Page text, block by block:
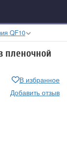
QF10
пленочной
В избранное
Добавить отзыв